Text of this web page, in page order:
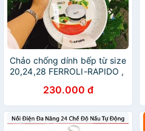
Chảo chống dính bếp từ size
20,24,28 FERROLI-RAPIDO ,
gốm Đức230.000 đ